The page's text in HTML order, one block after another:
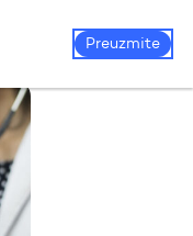
Preuzmite